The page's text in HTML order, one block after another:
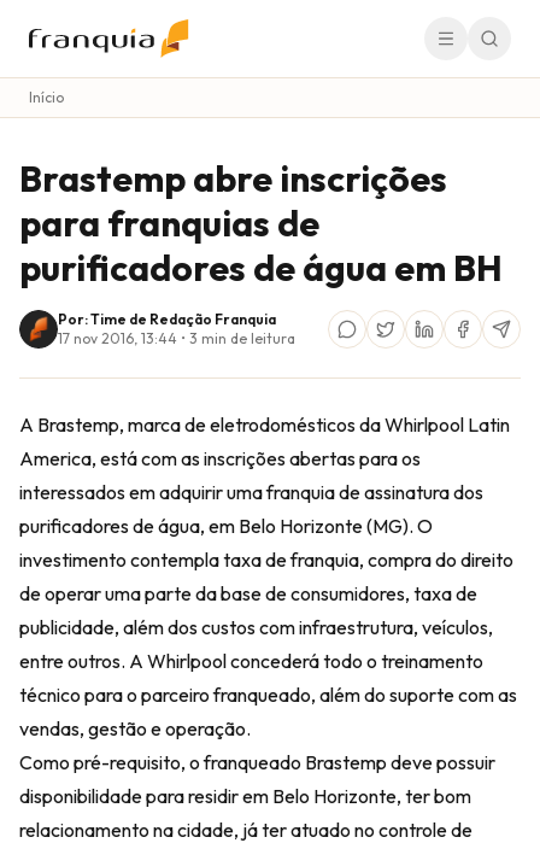
Início
Brastemp abre inscrições
para franquias de
purificadores de água em BH
Por: Time de Redação Franquia
17 nov 2016, 13:44 • 3 min de leitura
A Brastemp, marca de eletrodomésticos da Whirlpool Latin
America, está com as inscrições abertas para os
interessados em adquirir uma franquia de assinatura dos
purificadores de água, em Belo Horizonte (MG). O
investimento contempla taxa de franquia, compra do direito
de operar uma parte da base de consumidores, taxa de
publicidade, além dos custos com infraestrutura, veículos,
entre outros. A Whirlpool concederá todo o treinamento
técnico para o parceiro franqueado, além do suporte com as
vendas, gestão e operação.
Como pré-requisito, o franqueado Brastemp deve possuir
disponibilidade para residir em Belo Horizonte, ter bom
relacionamento na cidade, já ter atuado no controle de